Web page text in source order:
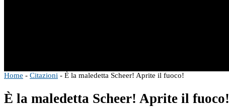
Home - Citazioni - È la maledetta Scheer! Aprite il fuoco!
È la maledetta Scheer! Aprite il fuoco!